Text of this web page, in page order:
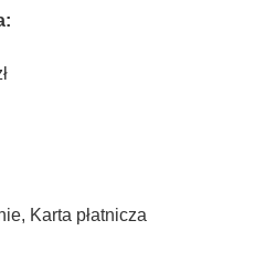
Karta płatnicza